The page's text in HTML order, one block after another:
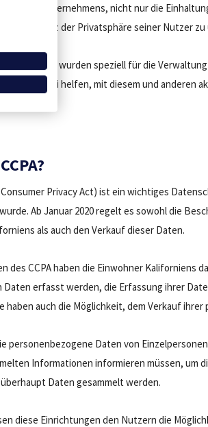
jeden Unternehmens, nicht nur die
zum Schutz der Privatsphäre seiner Nutzer
CookieFirst wurden speziell für die
dabei helfen, mit diesem und
Consumer Privacy Act) ist ein wichtiges
Ab Januar 2020 regelt es sowohl die
als auch den Verkauf dieser Daten.
des CCPA haben die Einwohner Kaliforniens
erfasst werden, die Erfassung ihrer
haben auch die Möglichkeit, dem Verkauf
personenbezogene Daten von
Informationen informieren müssen, um
Daten gesammelt werden.
diese Einrichtungen den Nutzern die